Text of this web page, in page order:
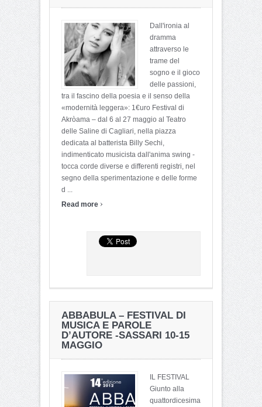
Dall'ironia al
dramma
attraverso le
trame del
sogno e il gioco
delle passioni,
tra il fascino della poesia e il senso della
«modernità leggera»: 1€uro Festival di
Akròama – dal 6 al 27 maggio al Teatro
delle Saline di Cagliari, nella piazza
dedicata al batterista Billy Sechi,
indimenticato musicista dall'anima swing -
tocca corde diverse e differenti registri, nel
segno della sperimentazione e delle forme
d ...
Read more ›
ABBABULA – FESTIVAL DI
MUSICA E PAROLE
D’AUTORE -SASSARI 10-15
MAGGIO
IL FESTIVAL
Giunto alla
quattordicesima